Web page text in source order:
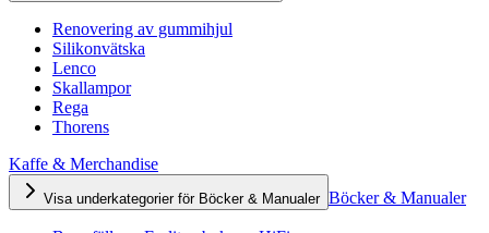
Renovering av gummihjul
Silikonvätska
Lenco
Skallampor
Rega
Thorens
Kaffe & Merchandise
Visa underkategorier för Böcker & Manualer Böcker & Manualer